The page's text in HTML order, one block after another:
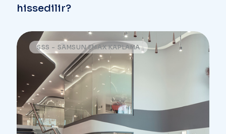
hissedilir?
SSS - SAMSUN EMAX KAPLAMA